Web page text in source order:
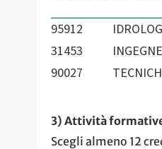
95912
31453
90027
3) Attività formative
Scegli almeno 12